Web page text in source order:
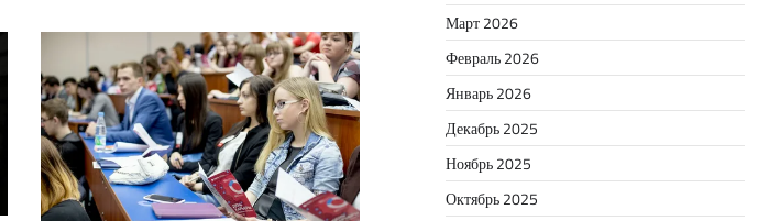
Март 2026
Февраль 2026
Январь 2026
Декабрь 2025
Ноябрь 2025
Октябрь 2025